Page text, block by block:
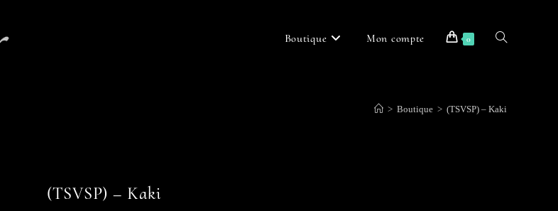
Boutique Mon compte 0 Toggle
website
> Boutique > (TSVSP) – Kaki
(TSVSP) – Kaki